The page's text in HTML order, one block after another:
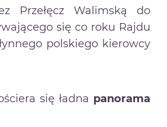
Przełęcz Walimską do
się co roku Rajdu
polskiego kierowcy
się ładna panorama